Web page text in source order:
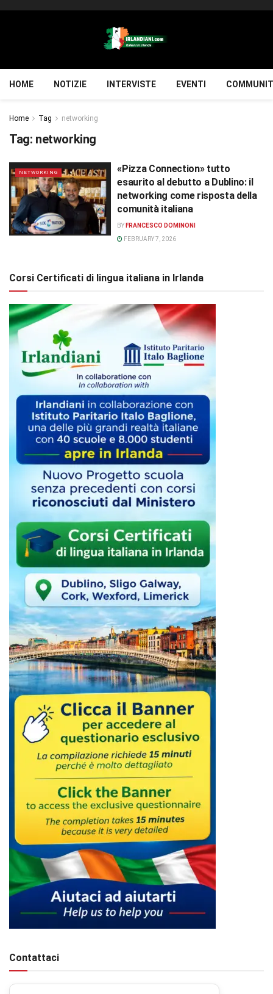
HOME NOTIZIE INTERVISTE EVENTI
Home Tag networking
Tag: networking
NETWORKING
«Pizza Connection» tutto
esaurito al debutto a Dublino: il
networking come risposta della
comunità italiana
BY FRANCESCO DOMINONI
FEBRUARY 7, 2026
Corsi Certificati di lingua italiana in Irlanda
Contattaci